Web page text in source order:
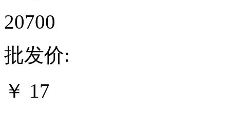
20700
批发价:
￥ 17